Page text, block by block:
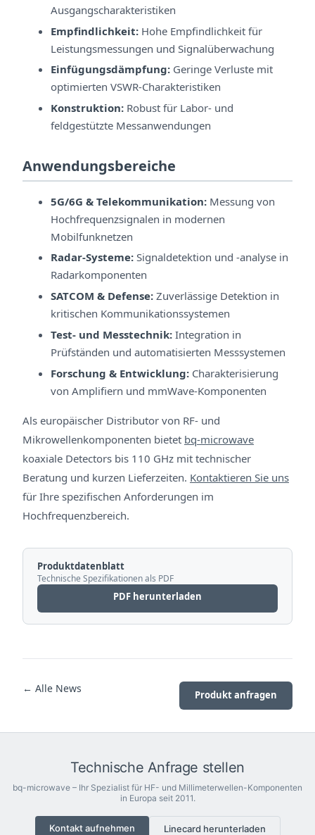
Ausgangscharakteristiken
Empfindlichkeit: Hohe Empfindlichkeit für
Leistungsmessungen und Signalüberwachung
Einfügungsdämpfung: Geringe Verluste mit
optimierten VSWR-Charakteristiken
Konstruktion: Robust für Labor- und
feldgestützte Messanwendungen
Anwendungsbereiche
5G/6G & Telekommunikation: Messung von
Hochfrequenzsignalen in modernen
Mobilfunknetzen
Radar-Systeme: Signaldetektion und -analyse in
Radarkomponenten
SATCOM & Defense: Zuverlässige Detektion in
kritischen Kommunikationssystemen
Test- und Messtechnik: Integration in
Prüfständen und automatisierten Messsystemen
Forschung & Entwicklung: Charakterisierung
von Amplifiern und mmWave-Komponenten
Als europäischer Distributor von RF- und
Mikrowellenkomponenten bietet bq-microwave
koaxiale Detectors bis 110 GHz mit technischer
Beratung und kurzen Lieferzeiten. Kontaktieren Sie uns
für Ihre spezifischen Anforderungen im
Hochfrequenzbereich.
Produktdatenblatt
Technische Spezifikationen als PDF
PDF herunterladen
← Alle News Produkt anfragen
Technische Anfrage stellen
bq-microwave – Ihr Spezialist für HF- und Millimeterwellen-Komponenten
in Europa seit 2011.
Kontakt aufnehmen Linecard herunterladen